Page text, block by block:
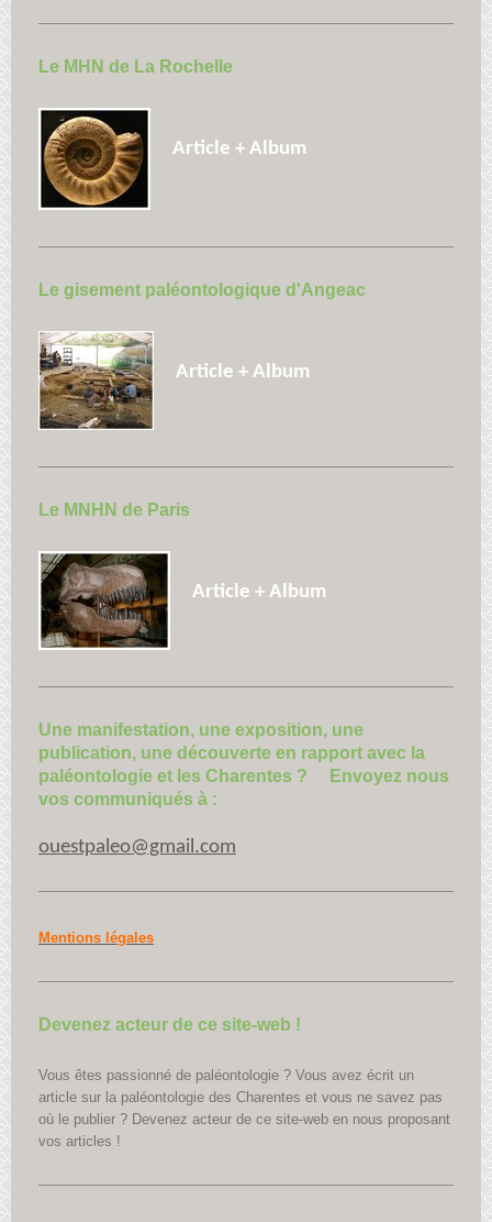
Le MHN de La Rochelle
Article + Album
Le gisement paléontologique d'Angeac
Article + Album
Le MNHN de Paris
Article + Album
Une manifestation, une exposition, une
publication, une découverte en rapport avec la
paléontologie et les Charentes ? Envoyez nous
vos communiqués à :
ouestpaleo@gmail.com
Mentions légales
Devenez acteur de ce site-web !
Vous êtes passionné de paléontologie ? Vous avez écrit un
article sur la paléontologie des Charentes et vous ne savez pas
où le publier ? Devenez acteur de ce site-web en nous proposant
vos articles !